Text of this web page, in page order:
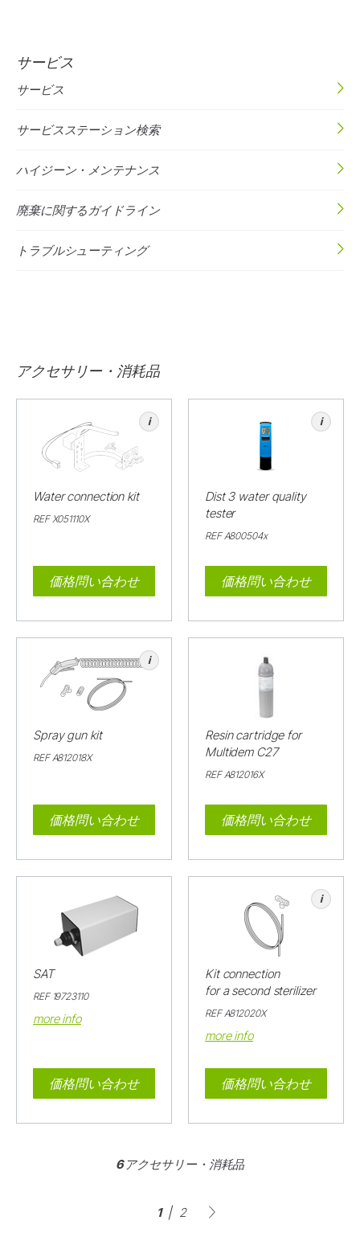
サービス
サービス
サービスステーション検索
ハイジーン・メンテナンス
廃棄に関するガイドライン
トラブルシューティング
アクセサリー・消耗品
i
Water connection kit
REF X051110X
価格問い合わせ
i
Dist 3 water quality
tester
REF A800504x
価格問い合わせ
i
Spray gun kit
REF A812018X
価格問い合わせ
Resin cartridge for
Multidem C27
REF A812016X
価格問い合わせ
SAT
REF 19723110
more info
価格問い合わせ
i
Kit connection
for a second sterilizer
REF A812020X
more info
価格問い合わせ
6 アクセサリー・消耗品
1 2